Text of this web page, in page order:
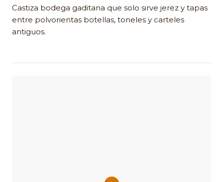
Castiza bodega gaditana que solo sirve jerez y tapas
entre polvorientas botellas, toneles y carteles
antiguos.